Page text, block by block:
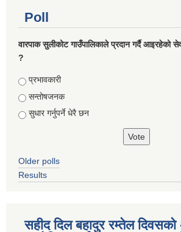
Poll
वारपाक सुलीकोट गाउँपालिकाले प्रदान गर्दै आइरहेको
?
Choices
प्रभावकारी
सन्तोषजनक
सुधार गर्नुपर्ने धेरै छन
Older polls
Results
सहीद दिल बहादुर रम्तेल